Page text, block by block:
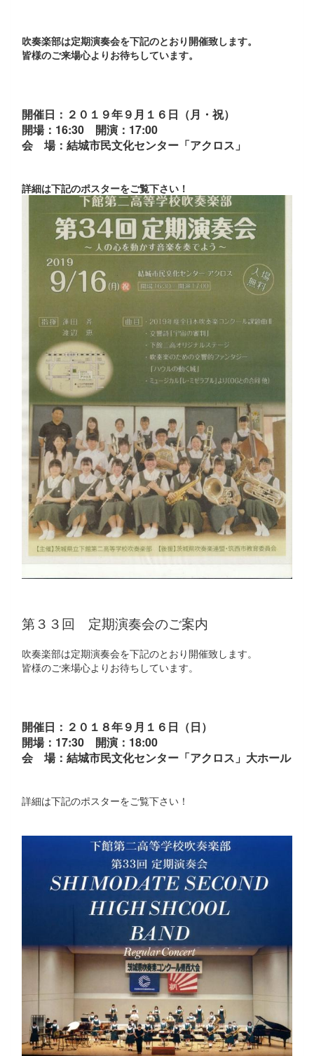
吹奏楽部は定期演奏会を下記のとおり開催致します。
皆様のご来場心よりお待ちしています。
開催日：２０１９年９月１６日（月・祝）
開場：16:30 開演：17:00
会 場：結城市民文化センター「アクロス」
詳細は下記のポスターをご覧下さい！
第３３回 定期演奏会のご案内
吹奏楽部は定期演奏会を下記のとおり開催致します。
皆様のご来場心よりお待ちしています。
開催日：２０１８年９月１６日（日）
開場：17:30 開演：18:00
会 場：結城市民文化センター「アクロス」大ホール
詳細は下記のポスターをご覧下さい！